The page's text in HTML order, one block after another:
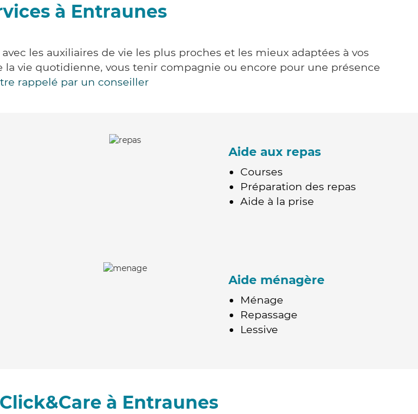
à Entraunes
les auxiliaires de vie les plus proches et les mieux adaptées à vos
vie quotidienne, vous tenir compagnie ou encore pour une présence
rappelé par un conseiller
Aide aux repas
Courses
Préparation des repas
Aide à la prise
Aide ménagère
Ménage
Repassage
Lessive
à Entraunes